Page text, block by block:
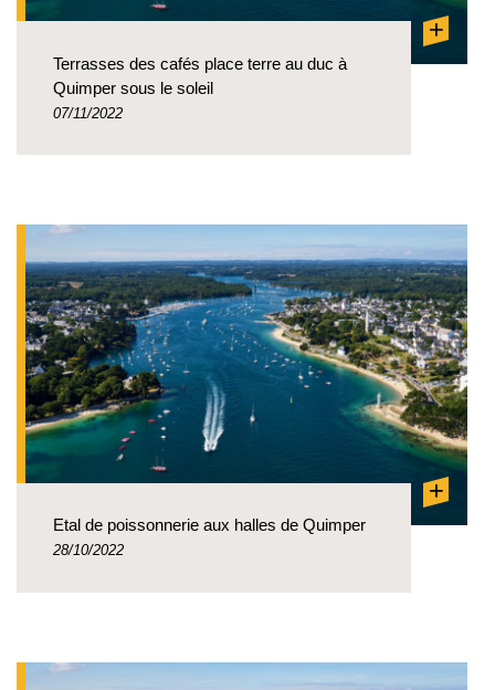
+
Terrasses des cafés place terre au duc à
Quimper sous le soleil
07/11/2022
+
Etal de poissonnerie aux halles de Quimper
28/10/2022